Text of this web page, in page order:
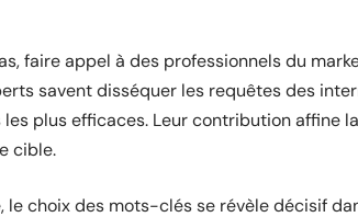
faire appel à des professionnels du
savent disséquer les requêtes des
plus efficaces. Leur contribution affine
cible.
le choix des mots-clés se révèle décisif